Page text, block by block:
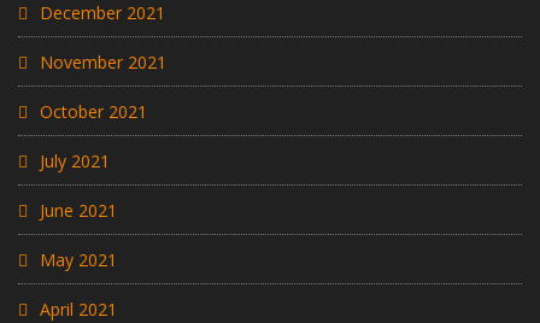
December 2021
November 2021
October 2021
July 2021
June 2021
May 2021
April 2021